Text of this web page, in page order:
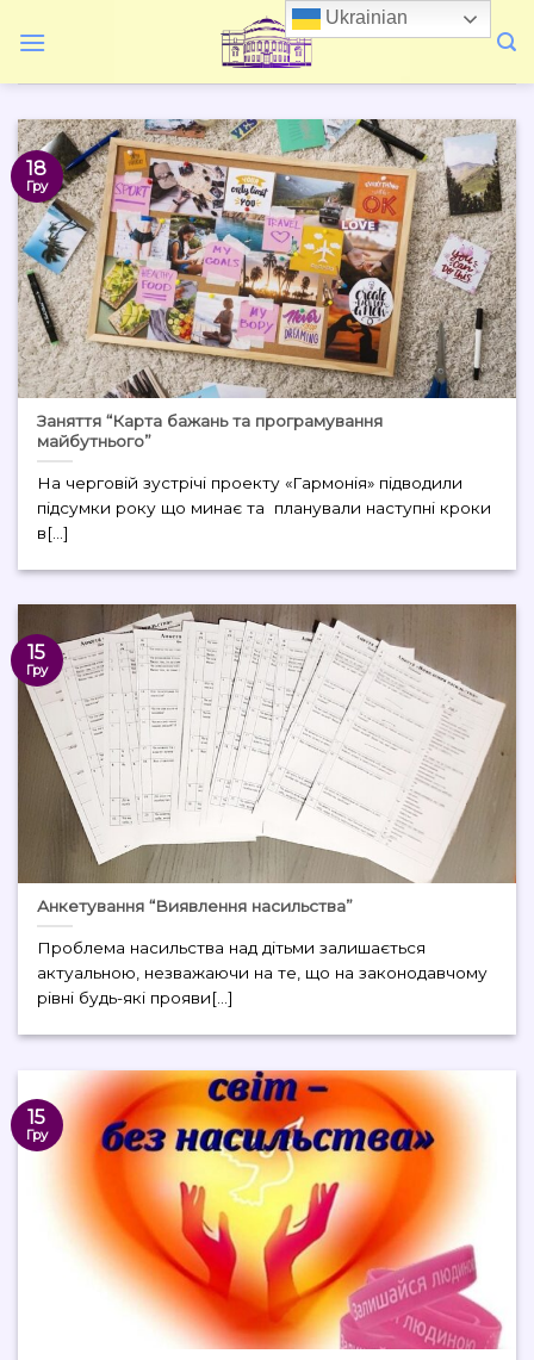
Заняття “Карта бажань та програмування
майбутнього”
На черговій зустрічі проекту «Гармонія» підводили
підсумки року що минає та планували наступні кроки
в[...]
18
Гру
Анкетування “Виявлення насильства”
Проблема насильства над дітьми залишається
актуальною, незважаючи на те, що на законодавчому
рівні будь-які прояви[...]
15
Гру
15
Гру
Ukrainian